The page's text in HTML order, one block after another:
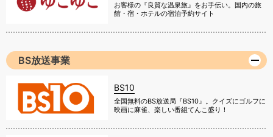
お客様の『良質な温泉旅』をお手伝い。国内の旅
館・宿・ホテルの宿泊予約サイト
BS放送事業
BS10
全国無料のBS放送局『BS10』。クイズにゴルフに
映画に麻雀、楽しい番組てんこ盛り！